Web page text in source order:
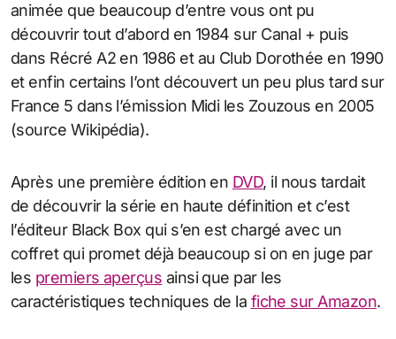
animée que beaucoup d’entre vous ont pu
découvrir tout d’abord en 1984 sur Canal + puis
dans Récré A2 en 1986 et au Club Dorothée en 1990
et enfin certains l’ont découvert un peu plus tard sur
France 5 dans l’émission Midi les Zouzous en 2005
(source Wikipédia).
Après une première édition en DVD, il nous tardait
de découvrir la série en haute définition et c’est
l’éditeur Black Box qui s’en est chargé avec un
coffret qui promet déjà beaucoup si on en juge par
les premiers aperçus ainsi que par les
caractéristiques techniques de la fiche sur Amazon.